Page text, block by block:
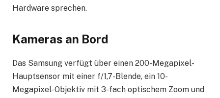
Hardware sprechen.
Kameras an Bord
Das Samsung verfügt über einen 200-Megapixel-
Hauptsensor mit einer f/1,7-Blende, ein 10-
Megapixel-Objektiv mit 3-fach optischem Zoom und